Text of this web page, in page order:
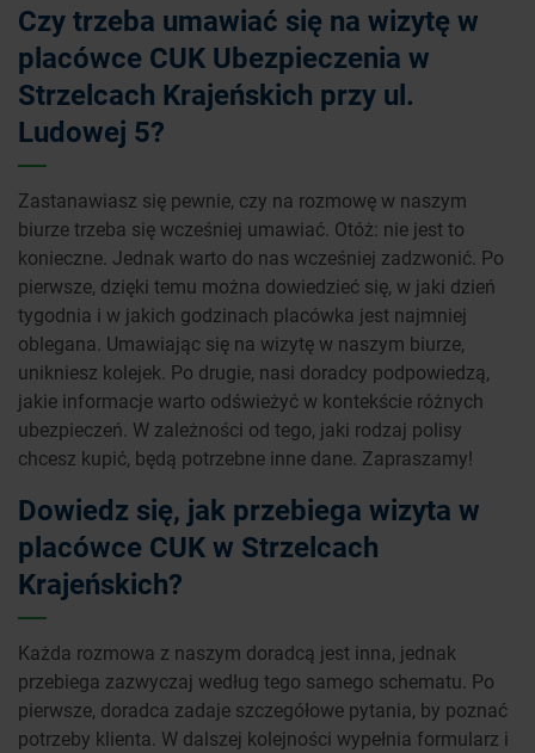
Czy trzeba umawiać się na wizytę w
placówce CUK Ubezpieczenia w
Strzelcach Krajeńskich przy ul.
Ludowej 5?
Zastanawiasz się pewnie, czy na rozmowę w naszym
biurze trzeba się wcześniej umawiać. Otóż: nie jest to
konieczne. Jednak warto do nas wcześniej zadzwonić. Po
pierwsze, dzięki temu można dowiedzieć się, w jaki dzień
tygodnia i w jakich godzinach placówka jest najmniej
oblegana. Umawiając się na wizytę w naszym biurze,
unikniesz kolejek. Po drugie, nasi doradcy podpowiedzą,
jakie informacje warto odświeżyć w kontekście różnych
ubezpieczeń. W zależności od tego, jaki rodzaj polisy
chcesz kupić, będą potrzebne inne dane. Zapraszamy!
Dowiedz się, jak przebiega wizyta w
placówce CUK w Strzelcach
Krajeńskich?
Każda rozmowa z naszym doradcą jest inna, jednak
przebiega zazwyczaj według tego samego schematu. Po
pierwsze, doradca zadaje szczegółowe pytania, by poznać
potrzeby klienta. W dalszej kolejności wypełnia formularz i